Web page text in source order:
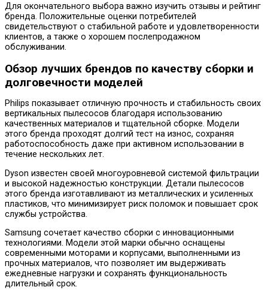
Для окончательного выбора важно изучить отзывы и рейтинг
бренда. Положительные оценки потребителей
свидетельствуют о стабильной работе и удовлетворенности
клиентов, а также о хорошем послепродажном
обслуживании.
Обзор лучших брендов по качеству сборки и
долговечности моделей
Philips показывает отличную прочность и стабильность своих
вертикальных пылесосов благодаря использованию
качественных материалов и тщательной сборке. Модели
этого бренда проходят долгий тест на износ, сохраняя
работоспособность даже при активном использовании в
течение нескольких лет.
Dyson известен своей многоуровневой системой фильтрации
и высокой надежностью конструкции. Детали пылесосов
этого бренда изготавливают из металлических и усиленных
пластиков, что минимизирует риск поломок и повышает срок
службы устройства.
Samsung сочетает качество сборки с инновационными
технологиями. Модели этой марки обычно оснащены
современными моторами и корпусами, выполненными из
прочных материалов, что позволяет им выдерживать
ежедневные нагрузки и сохранять функциональность
длительный срок.